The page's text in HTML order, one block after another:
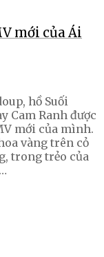
mới của Ái
hồ Suối
Cam Ranh được
mới của mình.
vàng trên cỏ
trong trẻo của